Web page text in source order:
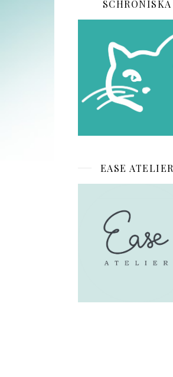
SCHRONISKA
EASE ATELIER